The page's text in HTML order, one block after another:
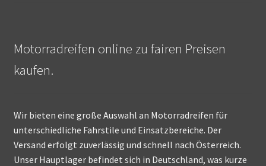
Motorradreifen online zu fairen Preisen
kaufen.
Wir bieten eine große Auswahl an Motorradreifen für
unterschiedliche Fahrstile und Einsatzbereiche. Der
Versand erfolgt zuverlässig und schnell nach Österreich.
Unser Hauptlager befindet sich in Deutschland, was kurze